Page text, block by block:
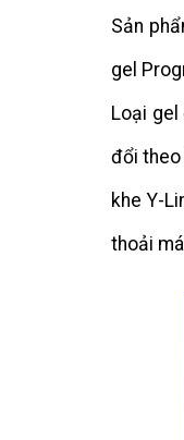
Sản
gel
Loại
đổi theo
khe Y-
thoải